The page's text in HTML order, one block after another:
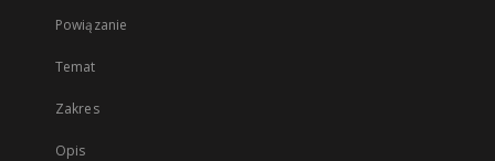
Powiązanie
Temat
Zakres
Opis